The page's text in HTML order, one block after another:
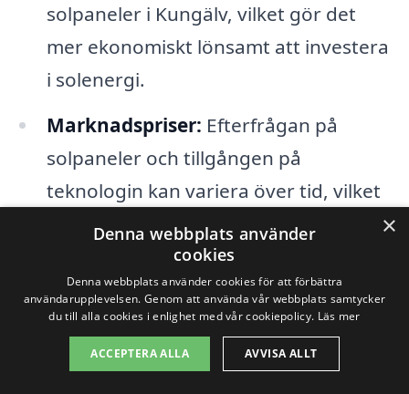
solpaneler i Kungälv, vilket gör det
mer ekonomiskt lönsamt att investera
i solenergi.
Marknadspriser: Efterfrågan på
solpaneler och tillgången på
teknologin kan variera över tid, vilket
direkt påverkar priserna. Håll dig
informerad om marknadstrender för
att få det bästa värdet på ditt köp.
Genom att noggrant överväga dessa
×
Denna webbplats använder
cookies
Denna webbplats använder cookies för att förbättra
användarupplevelsen. Genom att använda vår webbplats samtycker
du till alla cookies i enlighet med vår cookiepolicy. Läs mer
ACCEPTERA ALLA AVVISA ALLT